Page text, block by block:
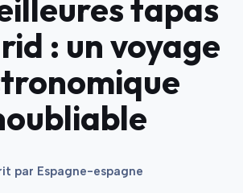
tapas
: un voyage
par Espagne-espagne